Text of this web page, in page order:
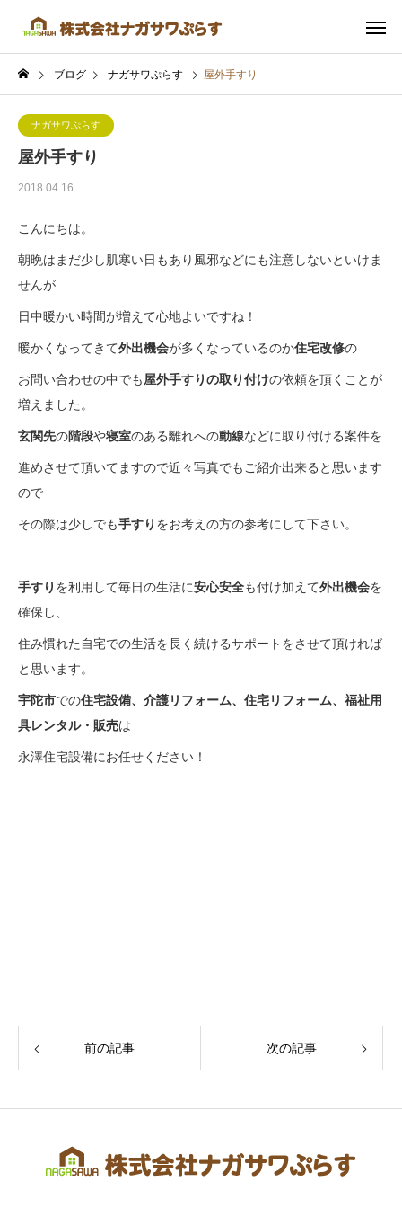
ブログ ナガサワぷらす 屋外手すり
ナガサワぷらす
屋外手すり
2018.04.16
こんにちは。
朝晩はまだ少し肌寒い日もあり風邪などにも注意しないといけま
せんが
日中暖かい時間が増えて心地よいですね！
暖かくなってきて外出機会が多くなっているのか住宅改修の
お問い合わせの中でも屋外手すりの取り付けの依頼を頂くことが
増えました。
玄関先の階段や寝室のある離れへの動線などに取り付ける案件を
進めさせて頂いてますので近々写真でもご紹介出来ると思います
ので
その際は少しでも手すり をお考えの方の参考にして下さい。
手すり を利用して毎日の生活に安心安全も付け加えて外出機会を
確保し、
住み慣れた自宅での生活を長く続けるサポートをさせて頂ければ
と思います。
宇陀市での住宅設備、介護リフォーム、住宅リフォーム、福祉用
具レンタル・販売は
永澤住宅設備にお任せください！
前の記事 次の記事